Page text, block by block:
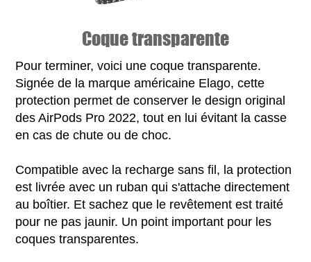
Coque transparente
Pour terminer, voici une coque transparente.
Signée de la marque américaine Elago, cette
protection permet de conserver le design original
des AirPods Pro 2022, tout en lui évitant la casse
en cas de chute ou de choc.
Compatible avec la recharge sans fil, la protection
est livrée avec un ruban qui s'attache directement
au boîtier. Et sachez que le revêtement est traité
pour ne pas jaunir. Un point important pour les
coques transparentes.